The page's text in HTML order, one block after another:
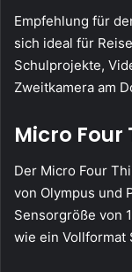
Empfehlung für
sich ideal für
Schulprojekte,
Zweitkamera am
Micro Four
Der Micro Four
von Olympus und
Sensorgröße von
wie ein Vollformat